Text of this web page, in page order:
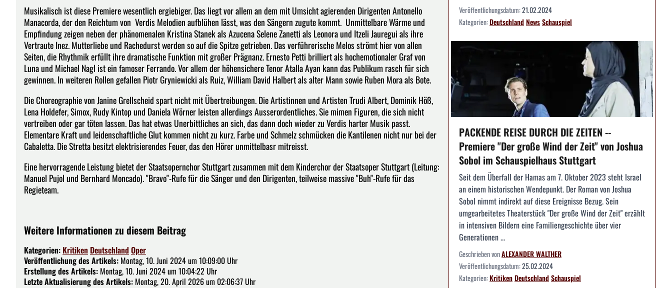
Musikalisch ist diese Premiere wesentlich ergiebiger. Das liegt vor allem an dem mit Umsicht agierenden Dirigenten Antonello
Manacorda, der den Reichtum von Verdis Melodien aufblühen lässt, was den Sängern zugute kommt. Unmittelbare Wärme und
Empfindung zeigen neben der phänomenalen Kristina Stanek als Azucena Selene Zanetti als Leonora und Itzeli Jauregui als ihre
Vertraute Inez. Mutterliebe und Rachedurst werden so auf die Spitze getrieben. Das verführerische Melos strömt hier von allen
Seiten, die Rhythmik erfüllt ihre dramatische Funktion mit großer Prägnanz. Ernesto Petti brilliert als hochemotionaler Graf von
Luna und Michael Nagl ist ein famoser Ferrando. Vor allem der höhensichere Tenor Atalla Ayan kann das Publikum rasch für sich
gewinnen. In weiteren Rollen gefallen Piotr Gryniewicki als Ruiz, William David Halbert als alter Mann sowie Ruben Mora als Bote.
Die Choreographie von Janine Grellscheid spart nicht mit Übertreibungen. Die Artistinnen und Artisten Trudi Albert, Dominik Höß,
Lena Holdefer, Simox, Rudy Kintop und Daniela Wörner leisten allerdings Ausserordentliches. Sie mimen Figuren, die sich nicht
vertreiben oder gar töten lassen. Das hat etwas Unerbittliches an sich, das dann doch wieder zu Verdis harter Musik passt.
Elementare Kraft und leidenschaftliche Glut kommen nicht zu kurz. Farbe und Schmelz schmücken die Kantilenen nicht nur bei der
Cabaletta. Die Stretta besitzt elektrisierendes Feuer, das den Hörer unmittelbasr mitreisst.
Eine hervorragende Leistung bietet der Staatsopernchor Stuttgart zusammen mit dem Kinderchor der Staatsoper Stuttgart (Leitung:
Manuel Pujol und Bernhard Moncado). "Bravo"-Rufe für die Sänger und den Dirigenten, teilweise massive "Buh"-Rufe für das
Regieteam.
Weitere Informationen zu diesem Beitrag
Kategorien: Kritiken Deutschland Oper
Veröffentlichung des Artikels: Montag, 10. Juni 2024 um 10:09:00 Uhr
Erstellung des Artikels: Montag, 10. Juni 2024 um 10:04:22 Uhr
Letzte Aktualisierung des Artikels: Montag, 20. April 2026 um 02:06:37 Uhr
Veröffentlichungsdatum:21.02.2024
Kategorien:DeutschlandNewsSchauspiel
PACKENDE REISE DURCH DIE ZEITEN --
Premiere "Der große Wind der Zeit" von Joshua
Sobol im Schauspielhaus Stuttgart
Seit dem Überfall der Hamas am 7. Oktober 2023 steht Israel
an einem historischen Wendepunkt. Der Roman von Joshua
Sobol nimmt indirekt auf diese Ereignisse Bezug. Sein
umgearbeitetes Theaterstück "Der große Wind der Zeit" erzählt
in intensiven Bildern eine Familiengeschichte über vier
Generationen ...
Geschrieben vonALEXANDER WALTHER
Veröffentlichungsdatum:25.02.2024
Kategorien:KritikenDeutschlandSchauspiel